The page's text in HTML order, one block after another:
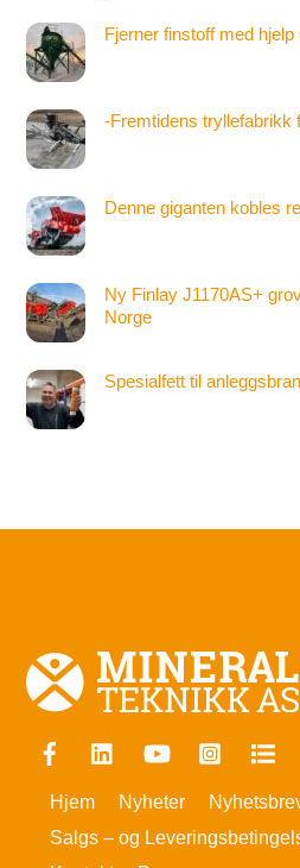
Fjerner finstoff med hjelp
-Fremtidens tryllefabrikk
Denne giganten kobles
Ny Finlay J1170AS+
Norge
Spesialfett til
Facebook YouTube
Hjem Nyheter
Salgs – og